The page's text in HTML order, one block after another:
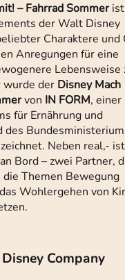
– Fahrrad Sommerist
der Walt Disney
Charaktere und
Anregungen für eine
Lebensweise
wurde der Disney Mach
von IN FORM,
für Ernährung und
des
Neben real,-
Bord – zwei Partner,
Themen Bewegung
Wohlergehen von
Company